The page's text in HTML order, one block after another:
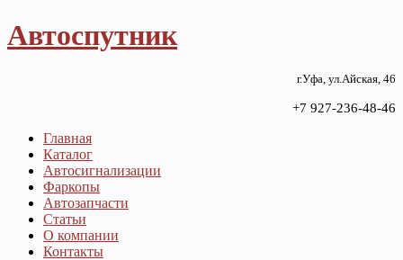
Автоспутник
г.Уфа, ул.Айская, 46
+7 927-236-48-46
Главная
Каталог
Автосигнализации
Фаркопы
Автозапчасти
Статьи
О компании
Контакты